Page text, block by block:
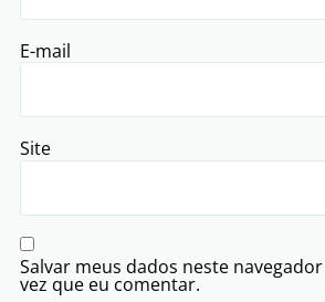
E-mail
Site
Salvar meus dados neste
vez que eu comentar.